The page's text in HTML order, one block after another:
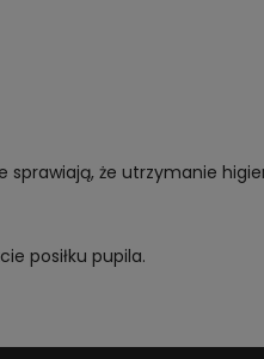
że utrzymanie
posiłku pupila.